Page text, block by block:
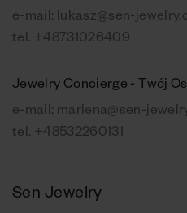
e-mail: lukasz@sen-
tel. +48731026409
Jewelry Concierge - Twój
e-mail: marlena@sen-
tel. +48532260131
Sen Jewelry